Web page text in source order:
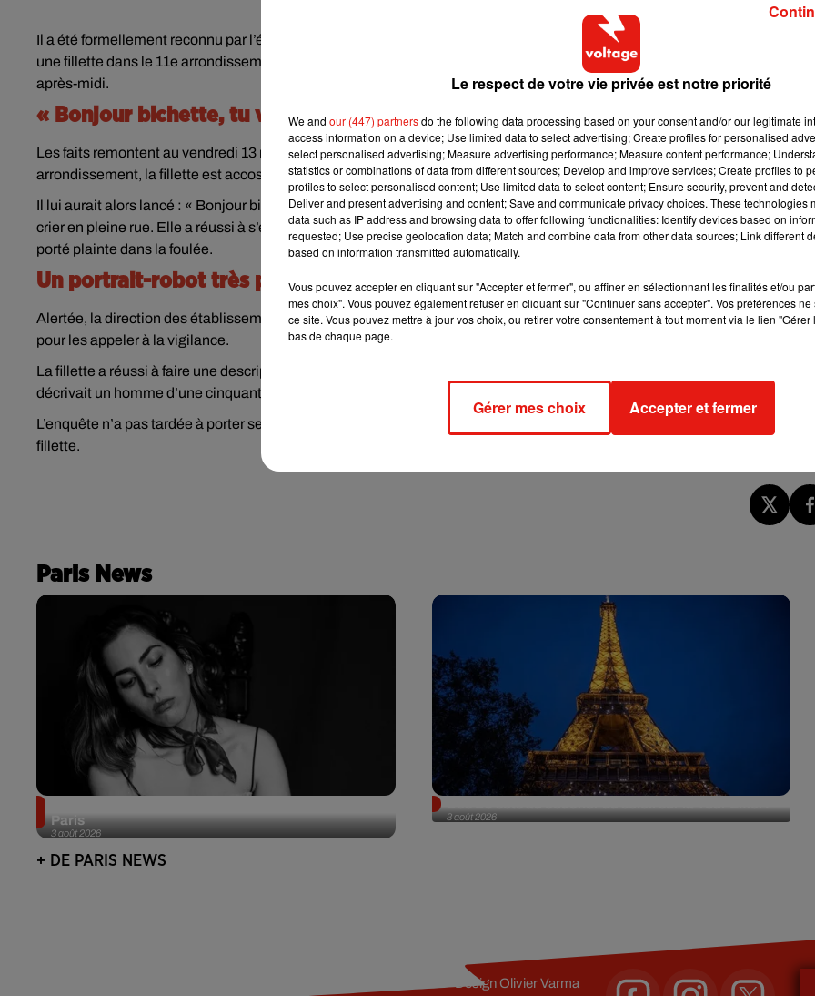
Il a été formellement reconnu par l’écolière. Un homme a été interpellé lundi 16 mai après une tentative d’enlèvement sur
une fillette dans le 11e arrondissement de Paris. Le suspect a été déféré et est jugé en comparution immédiate mercredi
après-midi.
« Bonjour bichette, tu veux monter dans ma voiture ? »
Les faits remontent au vendredi 13 mai. Une jeune fille de 10 ans rentre de l’école primaire. Sur son trajet dans le 11
arrondissement, la fillette est accostée par un homme qui circulait en voiture.
Il lui aurait alors lancé : « Bonjour bichette, tu veux monter dans ma voiture ? ». La jeune enfant effrayée a eu le bon réflexe
crier en pleine rue. Elle a réussi à s’enfuir et regagner l'appartement familial saine et sauve. Les parents de la petite fille ont
porté plainte dans la foulée.
Un portrait-robot très précis
Alertée, la direction des établissements scolaires du 11e arrondissement de Paris a également envoyé un mail aux
pour les appeler à la vigilance.
La fillette a réussi à faire une description très précise de l’homme qui voulait l’attirer dans son véhicule. Le portrait-robot
décrivait un homme d’une cinquantaine d’années, cheveux courts et gris.
L’enquête n’a pas tardée à porter ses fruits. Un suspect a été interpellé dès le lundi. Il a été formellement reconnu par la
fillette.
Paris News
3 août 2026
Paris
3 août 2026
+ DE PARIS NEWS
DesignOlivier Varma
Le respect de votre vie privée est notre priorité
We and our (447) partnersdo the following data processing based on your consent and/or our legitimate
access information on a device; Use limited data to select advertising; Create profiles for personalised
select personalised advertising; Measure advertising performance; Measure content performance;
statistics or combinations of data from different sources; Develop and improve services; Create profiles to
profiles to select personalised content; Use limited data to select content; Ensure security, prevent and
Deliver and present advertising and content; Save and communicate privacy choices. These technologies
data such as IP address and browsing data to offer following functionalities: Identify devices based on
requested; Use precise geolocation data; Match and combine data from other data sources; Link different
based on information transmitted automatically.
Vous pouvez accepter en cliquant sur "Accepter et fermer", ou affiner en sélectionnant les finalités et/ou
mes choix". Vous pouvez également refuser en cliquant sur "Continuer sans accepter". Vos préférences
ce site. Vous pouvez mettre à jour vos choix, ou retirer votre consentement à tout moment via le lien
bas de chaque page.
Gérer mes choix Accepter et fermer